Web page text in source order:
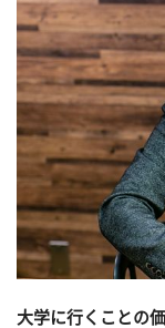
大学に行くことの